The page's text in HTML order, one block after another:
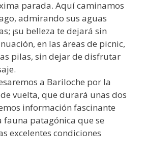
parada. Aquí caminamos
admirando sus aguas
¡su belleza te dejará sin
en las áreas de picnic,
pilas, sin dejar de disfrutar
a Bariloche por la
vuelta, que durará unas dos
información fascinante
fauna patagónica que se
excelentes condiciones